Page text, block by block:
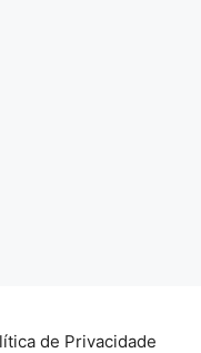
de Privacidade